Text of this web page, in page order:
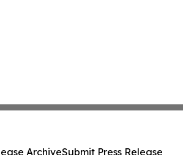
ArchiveSubmit Press Release